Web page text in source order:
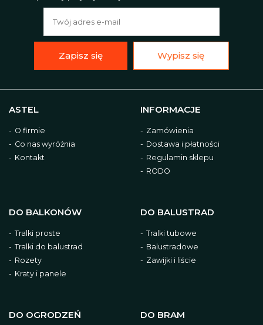
ASTEL
O firmie
Co nas wyróżnia
Kontakt
INFORMACJE
Zamówienia
Dostawa i płatności
Regulamin sklepu
RODO
DO BALKONÓW
Tralki proste
Tralki do balustrad
Rozety
Kraty i panele
DO BALUSTRAD
Tralki tubowe
Balustradowe
Zawijki i liście
DO OGRODZEŃ DO BRAM
Zapisz się Wypisz się